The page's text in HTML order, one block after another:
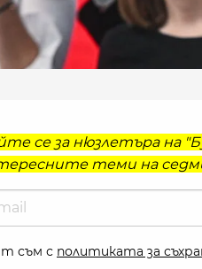
се за нюзлетъра на
теми на
съм с политиката за